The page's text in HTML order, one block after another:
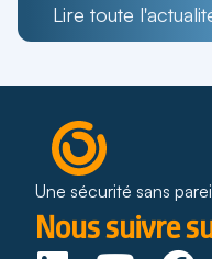
Lire toute
Une sécurité sans
Nous suivre